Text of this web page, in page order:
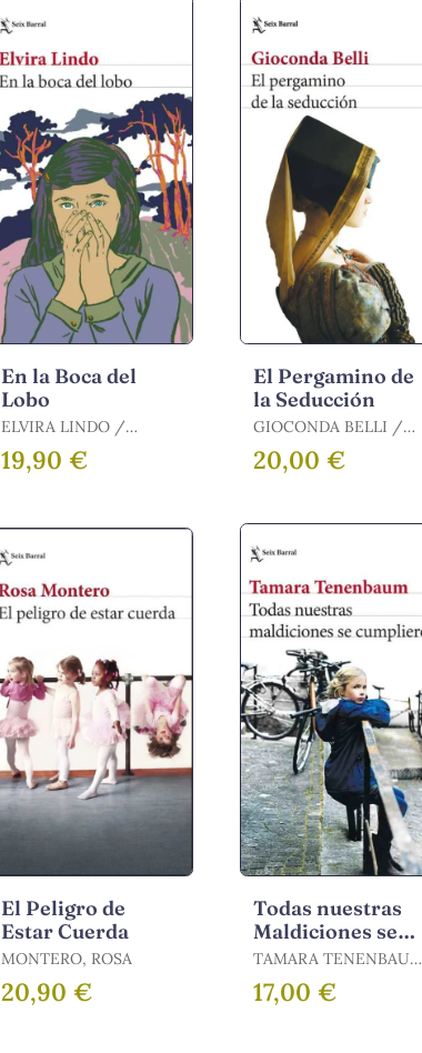
En la Boca del
Lobo
ELVIRA LINDO /
19,90 €
El Pergamino de
la Seducción
GIOCONDA BELLI /
20,00 €
El Peligro de
Estar Cuerda
MONTERO, ROSA
20,90 €
Todas nuestras
Maldiciones se
Cumplieron
TAMARA TENENBAUM
/ TENENBAUM,
TAMARA
17,00 €